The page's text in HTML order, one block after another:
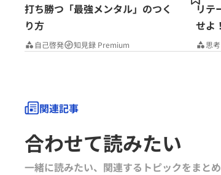
打ち勝つ「最強メンタル」のつく
り方
自己啓発 知見録 Premium
リテ
せよ
思
関連記事
合わせて読みたい
一緒に読みたい、関連するトピックをまと